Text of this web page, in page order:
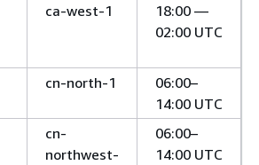
ca-west-1
18:00 —
02:00 UTC
cn-north-1
06:00–
14:00 UTC
cn-
northwest-
06:00–
14:00 UTC